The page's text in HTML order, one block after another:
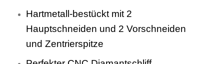
Hartmetall-bestückt mit 2
Hauptschneiden und 2 Vorschneiden
und Zentrierspitze